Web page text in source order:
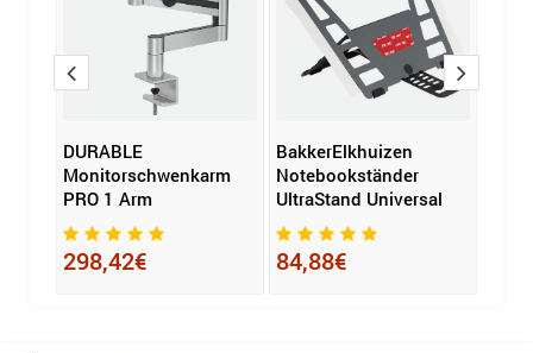
DURABLE
Monitorschwenkarm
PRO 1 Arm
298,42€
BakkerElkhuizen
Notebookständer
UltraStand Universal
84,88€